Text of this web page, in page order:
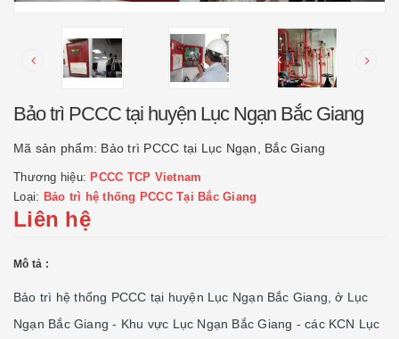
Bảo trì PCCC tại huyện Lục Ngạn Bắc Giang
Mã sản phẩm: Bảo trì PCCC tại Lục Ngạn, Bắc Giang
Thương hiệu: PCCC TCP Vietnam
Loại: Bảo trì hệ thống PCCC Tại Bắc Giang
Liên hệ
Mô tả :
Bảo trì hệ thống PCCC tại huyện Lục Ngạn Bắc Giang, ở Lục
Ngạn Bắc Giang - Khu vực Lục Ngạn Bắc Giang - các KCN Lục